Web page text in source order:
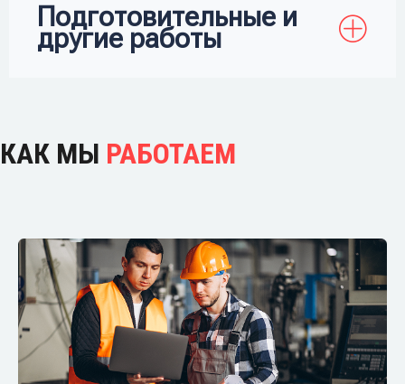
Подготовительные и
другие работы
КАК МЫ РАБОТАЕМ